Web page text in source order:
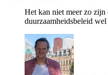
Het kan niet meer zo zijn
duurzaamheidsbeleid